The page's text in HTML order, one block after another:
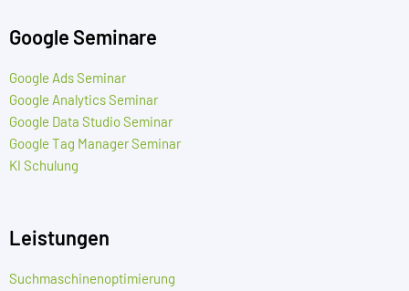
Google Seminare
Google Ads Seminar
Google Analytics Seminar
Google Data Studio Seminar
Google Tag Manager Seminar
KI Schulung
Leistungen
Suchmaschinenoptimierung